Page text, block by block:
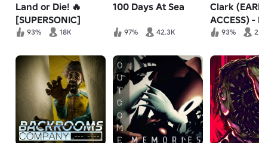
Land or Die! 🔥
[SUPERSONIC]
93% 18K
100 Days At Sea
97% 42.3K
Clark
ACCESS) -
rooms
93%